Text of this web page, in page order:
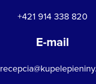
+421 914 338 820
E-mail